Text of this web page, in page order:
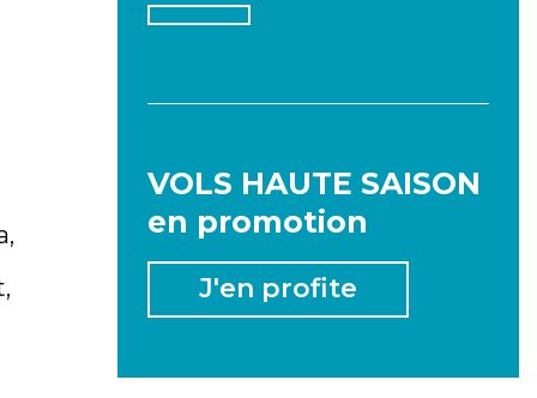
VOLS HAUTE SAISON
en promotion
J'en profite
2026
JANVIER
AVRIL MAI
JUILLET AOÛT SEPTEMBRE